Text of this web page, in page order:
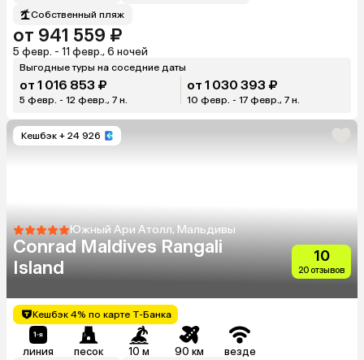
Собственный пляж
от 941 559 ₽
5 февр. - 11 февр., 6 ночей
Выгодные туры на соседние даты
от 1 016 853 ₽
5 февр. - 12 февр., 7 н.
от 1 030 393 ₽
10 февр. - 17 февр., 7 н.
Кешбэк + 24 926
Южный Ари Атолл, Мальдивы
Conrad Maldives Rangali
Island
10
20 отзывов
Кешбэк 4% по карте Т-Банка
линия песок 10 м 90 км везде